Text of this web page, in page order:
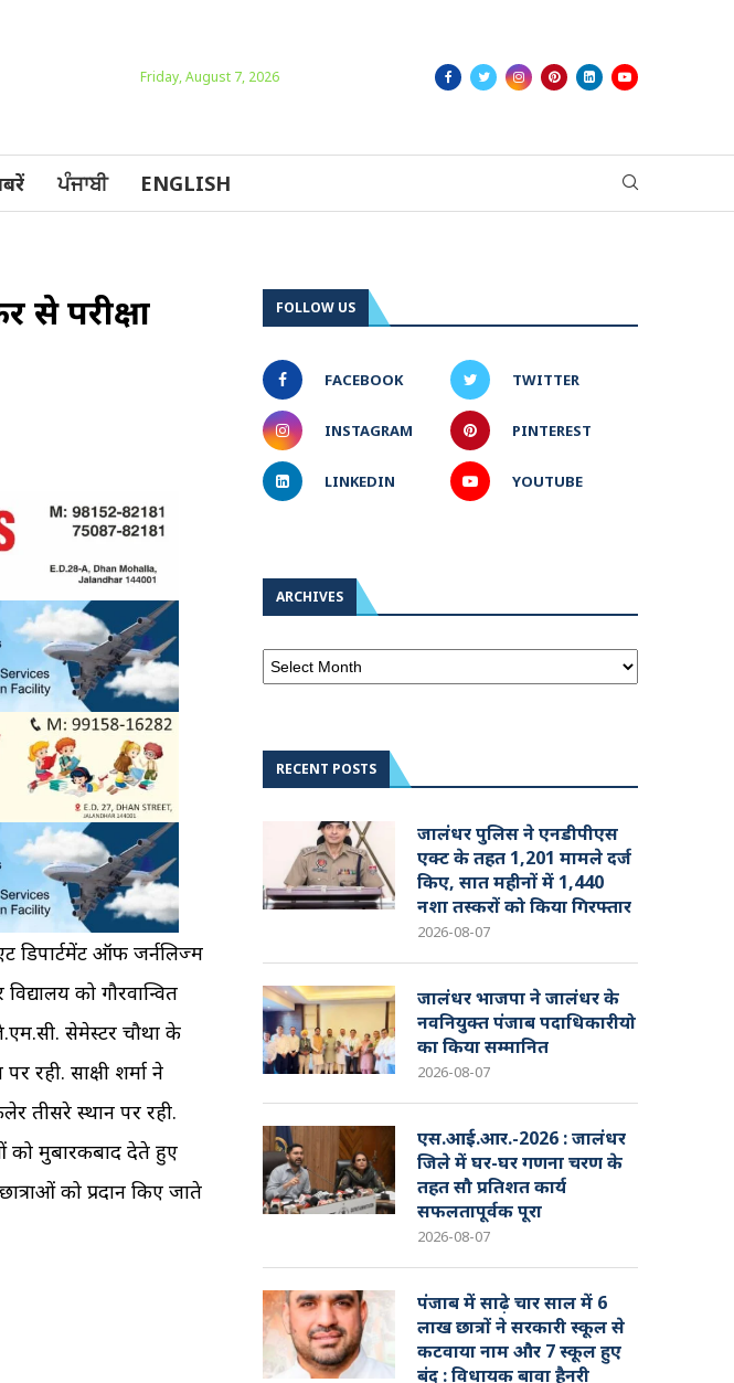
Friday, August 7, 2026
ਪੰਜਾਬੀ ENGLISH
से परीक्षा
डिपार्टमेंट ऑफ जर्नलिज्म
को गौरवान्वित
सेमेस्टर चौथा के
रही. साक्षी शर्मा ने
तीसरे स्थान पर रही.
को मुबारकबाद देते हुए
को प्रदान किए जाते
FOLLOW US
FACEBOOK TWITTER
INSTAGRAM PINTEREST
LINKEDIN YOUTUBE
ARCHIVES
RECENT POSTS
जालंधर पुलिस ने एनडीपीएस
एक्ट के तहत 1,201 मामले दर्ज
किए, सात महीनों में 1,440
नशा तस्करों को किया गिरफ्तार
2026-08-07
जालंधर भाजपा ने जालंधर के
नवनियुक्त पंजाब पदाधिकारीयो
का किया सम्मानित
2026-08-07
एस.आई.आर.-2026 : जालंधर
जिले में घर-घर गणना चरण के
तहत सौ प्रतिशत कार्य
सफलतापूर्वक पूरा
2026-08-07
पंजाब में साढ़े चार साल में 6
लाख छात्रों ने सरकारी स्कूल से
कटवाया नाम और 7 स्कूल हुए
बंद : विधायक बावा हैनरी